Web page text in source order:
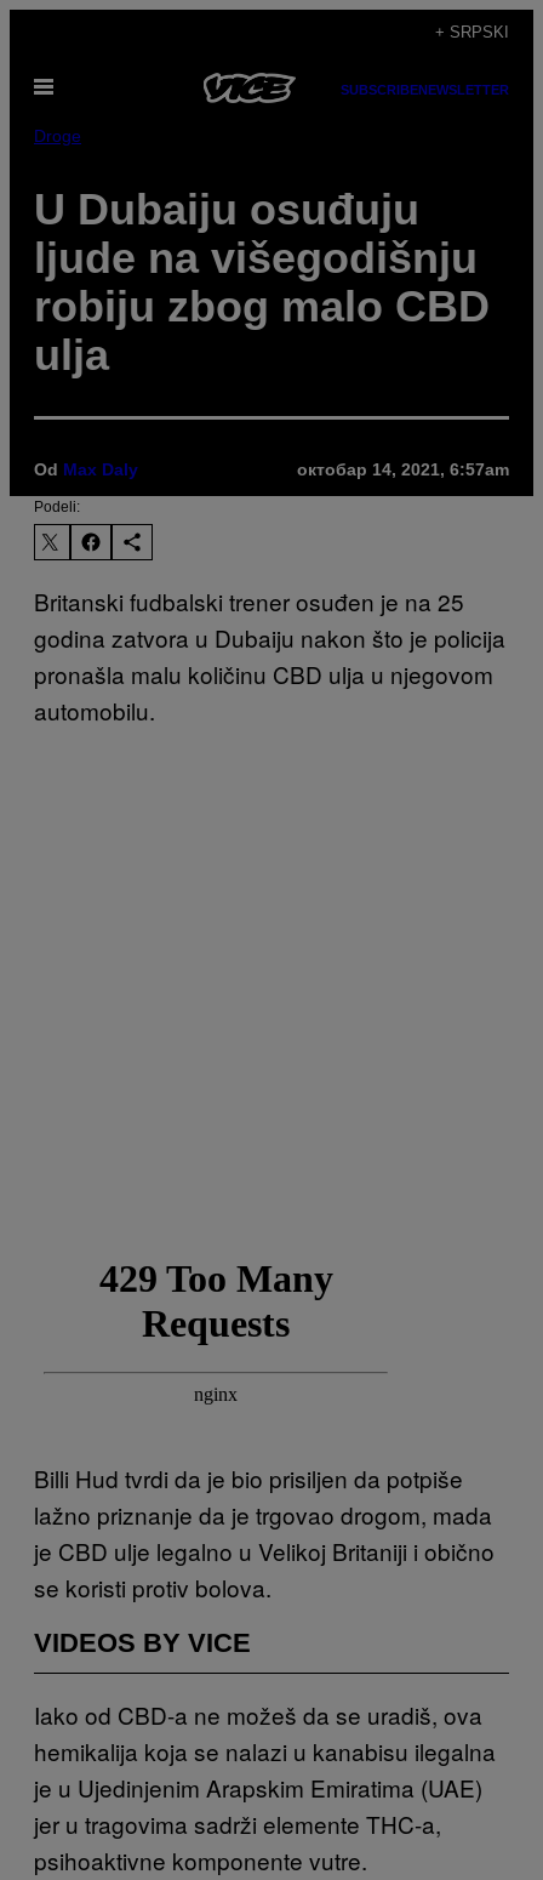
садржај
+ SRPSKI
Otvori
SUBSCRIBENEWSLETTER
Droge
U Dubaiju osuđuju
ljude na višegodišnju
robiju zbog malo CBD
ulja
Od Max Daly октобар 14, 2021, 6:57am
Podeli:
Britanski fudbalski trener osuđen je na 25
godina zatvora u Dubaiju nakon što je policija
pronašla malu količinu CBD ulja u njegovom
automobilu.
Billi Hud tvrdi da je bio prisiljen da potpiše
lažno priznanje da je trgovao drogom, mada
je CBD ulje legalno u Velikoj Britaniji i obično
se koristi protiv bolova.
VIDEOS BY VICE
Iako od CBD-a ne možeš da se uradiš, ova
hemikalija koja se nalazi u kanabisu ilegalna
je u Ujedinjenim Arapskim Emiratima (UAE)
jer u tragovima sadrži elemente THC-a,
psihoaktivne komponente vutre.